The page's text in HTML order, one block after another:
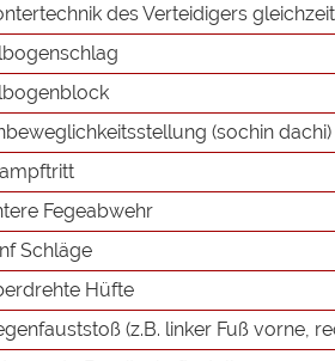
des Verteidigers
(sochin dachi)
Fegeabwehr
Schläge
Hüfte
(z.B. linker Fuß vorne,